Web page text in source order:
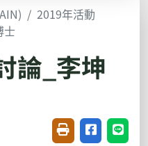
2019年活動
士
論_李坤
友善列印(開新視
分享至臉書
分享